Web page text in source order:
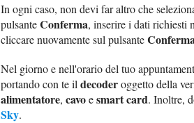
In ogni caso, non devi far altro che
pulsanteConferma, inserire i dati richiesti
cliccare nuovamente sul pulsante
Nel giorno e nell'orario del tuo
portando con te il decoderoggetto della
alimentatore, cavoesmart card. Inoltre,
Sky.